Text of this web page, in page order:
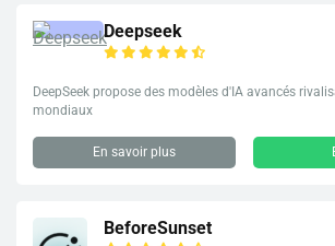
Deepseek
DeepSeek propose des modèles d'IA avancés
mondiaux
En savoir plus
BeforeSunset